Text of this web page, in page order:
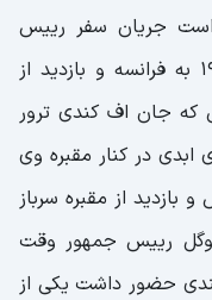
است جریان سفر رییس
جمهور امریکا و همسرش در سال 1961 به فرانسه و بازدید از
جان اف کندی ترور
در کنار مقبره وی
بازدید از مقبره سرباز
رییس جمهور وقت
حضور داشت یکی از